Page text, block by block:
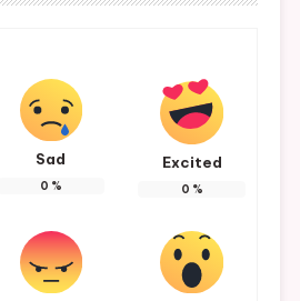
Sad
0 %
Excited
0 %